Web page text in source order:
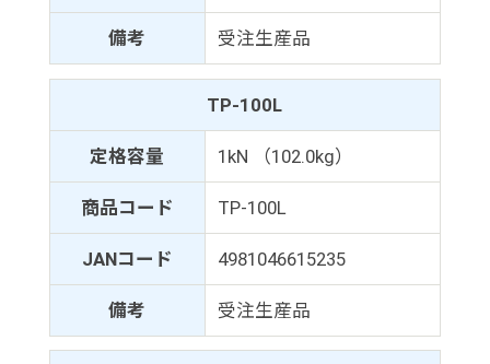
備考 受注生産品
TP-100L
定格容量 1kN （102.0kg）
商品コード TP-100L
JANコード 4981046615235
備考 受注生産品